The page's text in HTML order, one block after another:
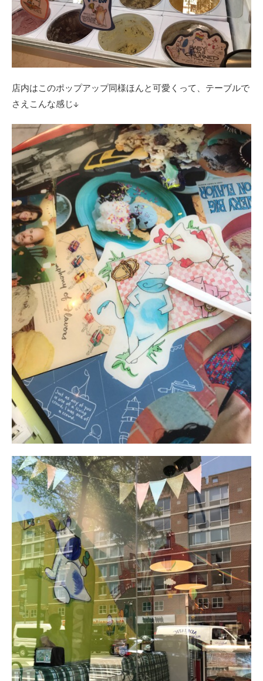
店内はこのポップアップ同様ほんと可愛くって、テーブルで
さえこんな感じ↓